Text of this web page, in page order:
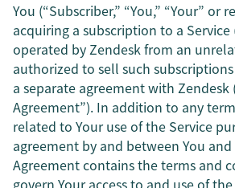
You (“Subscriber,” “You,” “Your” or
acquiring a subscription to a
operated by Zendesk from an
authorized to sell such
a separate agreement with Zendesk
Agreement”). In addition to any
related to Your use of the Service
agreement by and between You
Agreement contains the terms and
govern Your access to and use of